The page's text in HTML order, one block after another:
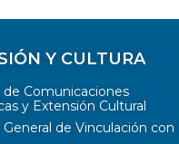
Y CULTURA
de Comunicaciones
y Extensión Cultural
de Vinculación con